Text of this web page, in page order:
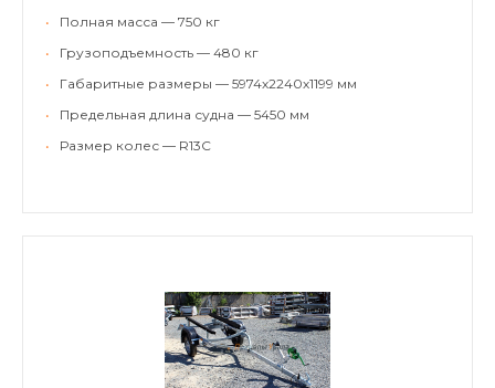
•
Полная масса — 750 кг
•
Грузоподъемность — 480 кг
•
Габаритные размеры — 5974х2240х1199 мм
•
Предельная длина судна — 5450 мм
•
Размер колес — R13C